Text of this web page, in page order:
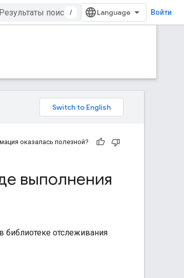
/ Войти
оказалась полезной?
выполнения
библиотеке отслеживания